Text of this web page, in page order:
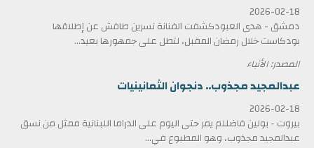
2026-02-18
دمشق - هدى العبودكشفت الفنانة نسرين طافش عن إطلاقها
بودكاست خلال رمضان المقبل، لتطل على جمهورها بعيد...
المصدر: الأنباء
عبدالمجيد مجذوب.. دنجوان الثمانينيات
2026-02-18
بيروت - بولين فاضللم يمر حتى اليوم على الدراما اللبنانية ممثل من نسق
عبدالمجيد مجذوب، وهو المطبوع في...